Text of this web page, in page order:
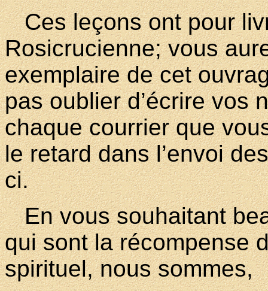
Ces leçons ont pour
Rosicrucienne; vous
exemplaire de cet
pas oublier d’écrire vos
chaque courrier que
le retard dans l’envoi
ci.
En vous souhaitant
qui sont la récompense
spirituel, nous sommes,